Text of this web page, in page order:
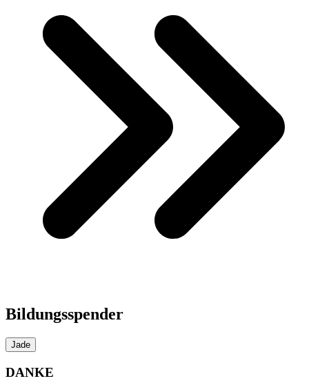
Bildungsspender
Jade
DANKE